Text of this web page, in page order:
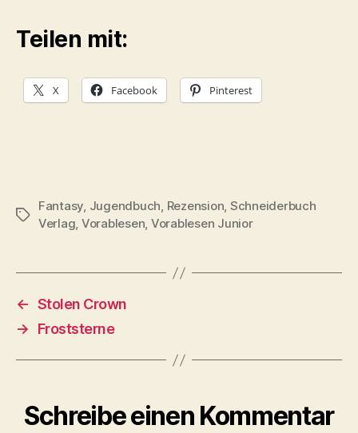
Teilen mit:
X Facebook Pinterest
Schlagwörter
Fantasy, Jugendbuch, Rezension, Schneiderbuch
Verlag, Vorablesen, Vorablesen Junior
← Stolen Crown
→
Froststerne
Schreibe einen Kommentar